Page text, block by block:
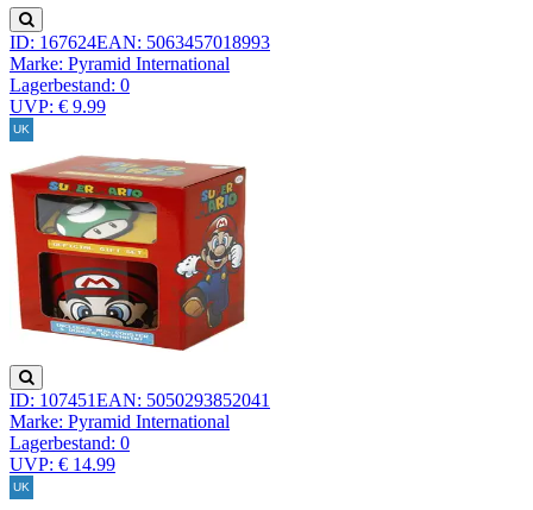
ID: 167624EAN: 5063457018993
Marke: Pyramid International
Lagerbestand: 0
UVP: € 9.99
ID: 107451EAN: 5050293852041
Marke: Pyramid International
Lagerbestand: 0
UVP: € 14.99